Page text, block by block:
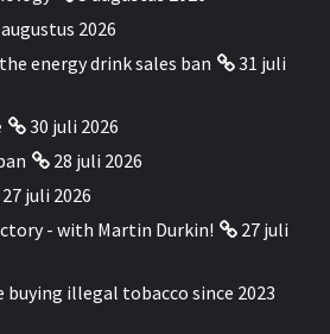
2026
energy drink sales ban
31 juli
30 juli 2026
28 juli 2026
27 juli 2026
- with Martin Durkin!
27 juli
buying illegal tobacco since 2023